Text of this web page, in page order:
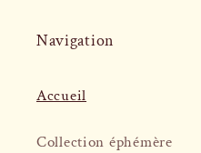
Navigation
Accueil
Collection éphémère